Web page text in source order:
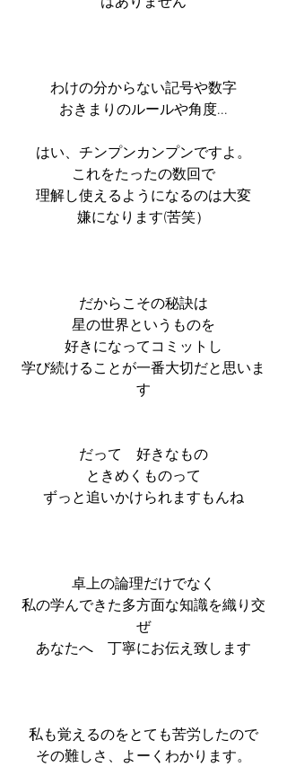
わけの分からない記号や数字
おきまりのルールや角度...
はい、チンプンカンプンですよ。
これをたったの数回で
理解し使えるようになるのは大変
嫌になります(苦笑）
だからこその秘訣は
星の世界というものを
好きになってコミットし
学び続けることが一番大切だと思いま
す
だって　好きなもの
ときめくものって
ずっと追いかけられますもんね
卓上の論理だけでなく
私の学んできた多方面な知識を織り交
ぜ
あなたへ　丁寧にお伝え致します
私も覚えるのをとても苦労したので
その難しさ、よーくわかります。